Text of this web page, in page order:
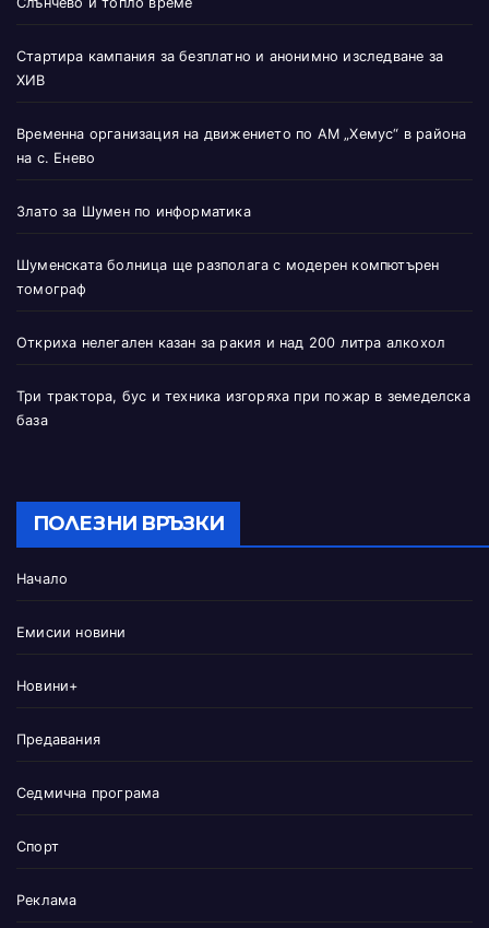
Стартира кампания за безплатно и анонимно изследване за
ХИВ
Временна организация на движението по АМ „Хемус“ в района
на с. Енево
Злато за Шумен по информатика
Шуменската болница ще разполага с модерен компютърен
томограф
Откриха нелегален казан за ракия и над 200 литра алкохол
Три трактора, бус и техника изгоряха при пожар в земеделска
база
ПОЛЕЗНИ ВРЪЗКИ
Начало
Емисии новини
Новини+
Предавания
Седмична програма
Спорт
Реклама